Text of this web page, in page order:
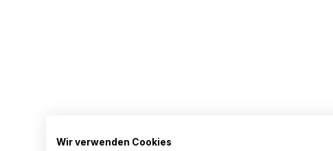
Wir verwenden Cookies